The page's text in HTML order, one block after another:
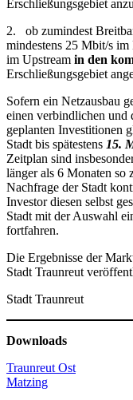
Erschließungsgebiet
2. ob zumindest
mindestens 25 Mbit/s
im Upstream in den
Erschließungsgebiet
Sofern ein Netzausbau
einen verbindlichen und
geplanten Investitionen
Stadt bis spätestens 15.
Zeitplan sind
länger als 6 Monaten so
Nachfrage der Stadt
Investor diesen selbst
Stadt mit der Auswahl
fortfahren.
Die Ergebnisse der
Stadt Traunreut
Stadt Traunreut
Downloads
Traunreut Ost
Matzing